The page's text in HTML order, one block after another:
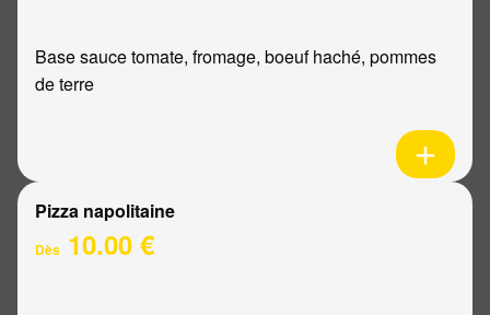
Base sauce tomate, fromage, boeuf haché, pommes
de terre
Pizza napolitaine
Dès 10.00 €